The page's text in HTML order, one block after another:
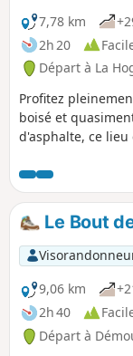
7,78 km
2h 20
Départ à La
Profitez
boisé et
d'asphalte, ce
prendre un bon
la nature et de la
comblés, amis
du patrimoine
déçus.
Le Bout
9,06 km
2h 40
Départ à